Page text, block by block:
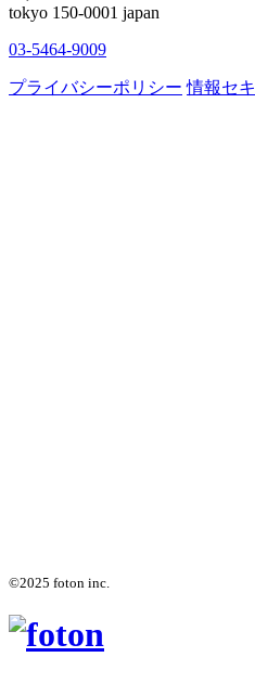
tokyo 150-0001 japan
03-5464-9009
プライバシーポリシー 情報セ
©2025 foton inc.